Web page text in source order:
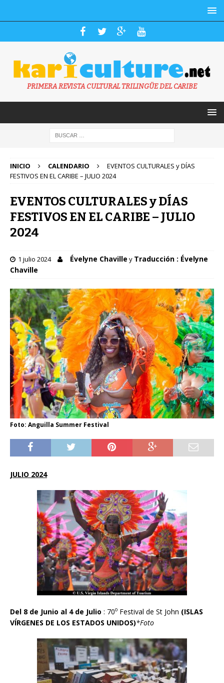
PRIMERA REVISTA CULTURAL TRILINGÜE DEL CARIBE
INICIO CALENDARIO
EVENTOS CULTURALES y DÍAS
FESTIVOS EN EL CARIBE – JULIO 2024
EVENTOS CULTURALES y DÍAS
FESTIVOS EN EL CARIBE – JULIO
2024
1 julio 2024 Évelyne Chaville y Traducción : Évelyne
Chaville
Foto: Anguilla Summer Festival
JULIO 2024
Del 8 de Junio al 4 de Julio : 70o Festival de St John (ISLAS
VÍRGENES DE LOS ESTADOS UNIDOS)*Foto